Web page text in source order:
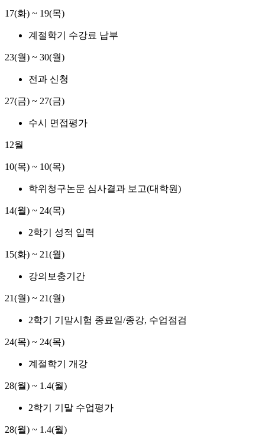
17(화) ~ 19(목)
계절학기 수강료 납부
23(월) ~ 30(월)
전과 신청
27(금) ~ 27(금)
수시 면접평가
12월
10(목) ~ 10(목)
학위청구논문 심사결과 보고(대학원)
14(월) ~ 24(목)
2학기 성적 입력
15(화) ~ 21(월)
강의보충기간
21(월) ~ 21(월)
2학기 기말시험 종료일/종강, 수업점검
24(목) ~ 24(목)
계절학기 개강
28(월) ~ 1.4(월)
2학기 기말 수업평가
28(월) ~ 1.4(월)